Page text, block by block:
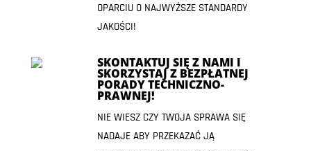
OPARCIU O NAJWYŻSZE STANDARDY
JAKOŚCI!
SKONTAKTUJ SIĘ Z NAMI I
SKORZYSTAJ Z BEZPŁATNEJ
PORADY TECHNICZNO-
PRAWNEJ!
NIE WIESZ CZY TWOJA SPRAWA SIĘ
NADAJE ABY PRZEKAZAĆ JĄ